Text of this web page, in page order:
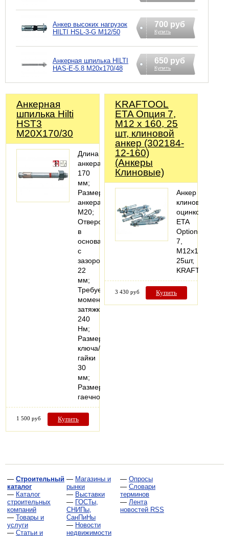
Анкер высоких нагрузок
HILTI HSL-3-G M12/50
700 руб
Купить
Анкерная шпилька HILTI
HAS-E-5.8 M20x170/48
650 руб
Купить
Анкерная
шпилька Hilti
HST3
M20X170/30
Длина
анкера
170
мм;
Размер
анкера
M20;
Отверстие
в
основании
с
зазором
22
мм;
Требуемый
момент
затяжки
240
Нм;
Размер
ключа/
гайки
30
мм;
Размер
гаечной…
1 500 руб Купить
KRAFTOOL
ETA Опция 7,
М12 х 160, 25
шт, клиновой
анкер (302184-
12-160)
(Анкеры
Клиновые)
Анкер
клиновой,
оцинкованный,
ETA
Option
7,
М12x160,
25шт,
KRAFTOOL
3 430 руб Купить
— Строительный
каталог
— Каталог
строительных
компаний
— Товары и
услуги
— Статьи и
— Магазины и
рынки
— Выставки
— ГОСТы,
СНИПы,
СанПиНы
— Новости
недвижимости
— Опросы
— Словари
терминов
— Лента
новостей RSS